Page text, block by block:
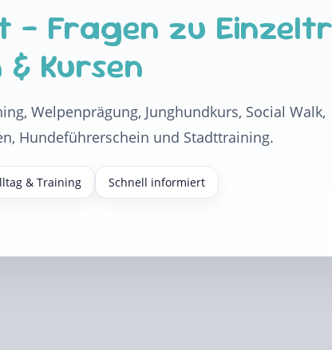
– Fragen zu
Kursen
Welpenprägung, Junghundkurs, Social Walk,
Hundeführerschein und Stadttraining.
& Training Schnell informiert